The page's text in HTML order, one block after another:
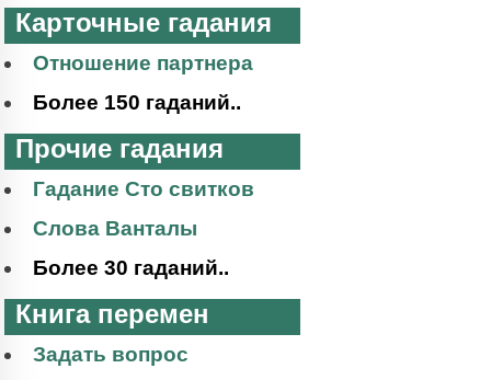
Карточные гадания
Отношение партнера
Более 150 гаданий..
Прочие гадания
Гадание Сто свитков
Слова Ванталы
Более 30 гаданий..
Книга перемен
Задать вопрос